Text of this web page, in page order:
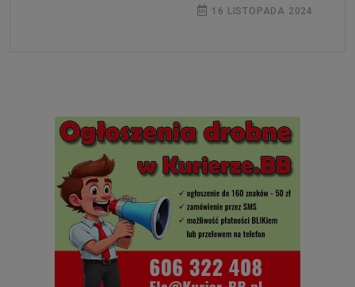
16 LISTOPADA 2024